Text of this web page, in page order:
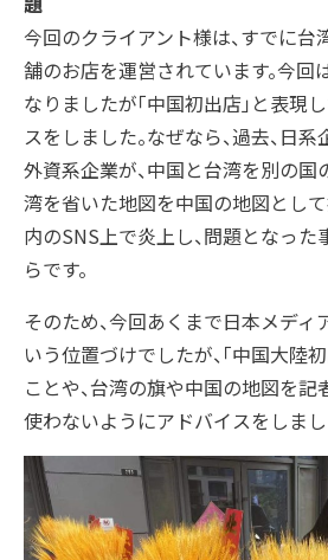
プラップグループ
アクセス
プラップジャパンの書籍
受賞歴
今回のクライアント様は、すでに
舗のお店を運営されています。今回
なりましたが「中国初出店」と表現
スをしました。なぜなら、過去、日
外資系企業が、中国と台湾を別の国
湾を省いた地図を中国の地図とし
内のSNS上で炎上し、問題となっ
らです。
そのため、今回あくまで日本メデ
いう位置づけでしたが、「中国大陸
ことや、台湾の旗や中国の地図を
使わないようにアドバイスをしまし